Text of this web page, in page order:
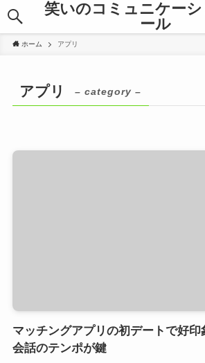
笑いのコミュニケーシ
ール
ホーム アプリ
アプリ – category –
マッチングアプリの初デートで好印
会話のテンポが鍵